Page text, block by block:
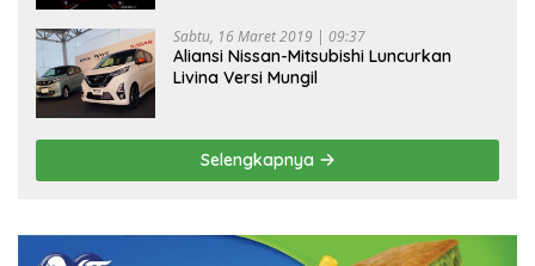
Sabtu, 16 Maret 2019 | 09:37
Aliansi Nissan-Mitsubishi Luncurkan
Livina Versi Mungil
Selengkapnya